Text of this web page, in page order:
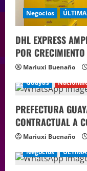
Negocios
DHL EXPRESS
POR
Mariuxi Buenaño
Guayas
PREFECTURA
CONTRACTUAL A
Mariuxi Buenaño
Negocios